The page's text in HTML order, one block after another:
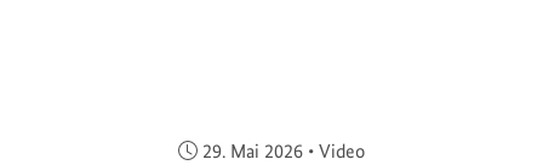
Veröffentlicht am:
29. Mai 2026 • Video